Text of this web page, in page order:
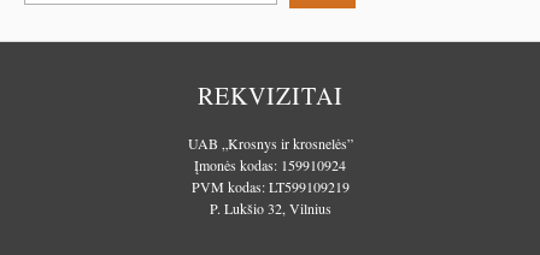
REKVIZITAI
UAB „Krosnys ir krosnelės”
Įmonės kodas: 159910924
PVM kodas: LT599109219
P. Lukšio 32, Vilnius